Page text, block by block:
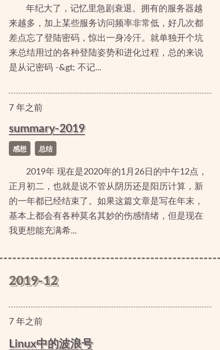
年纪大了，记忆里急剧衰退。拥有的服务器越
来越多，加上某些服务访问频率非常低，好几次都
差点忘了登陆密码，惊出一身冷汗。就单独开个坑
来总结用过的各种登陆姿势和进化过程，总的来说
是从记密码 -&gt; 不记...
7年之前
summary-2019
感想 总结
2019年 现在是2020年的1月26日的中午12点，
正月初二，也就是说不管从阴历还是阳历计算，新
的一年都已经结束了。如果这篇文章是写在年末，
基本上都会有各种莫名其妙的伤感情绪，但是现在
我更想能充满希...
2019-12
7年之前
Linux中的波浪号